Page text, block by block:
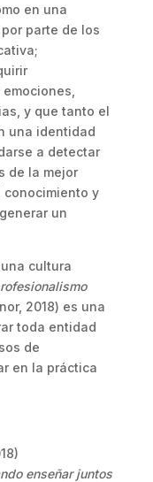
en una
parte de los
y que tanto el
una identidad
a detectar
de la mejor
conocimiento y
un
cultura
2018) es una
toda entidad
de
en la práctica
enseñar juntos